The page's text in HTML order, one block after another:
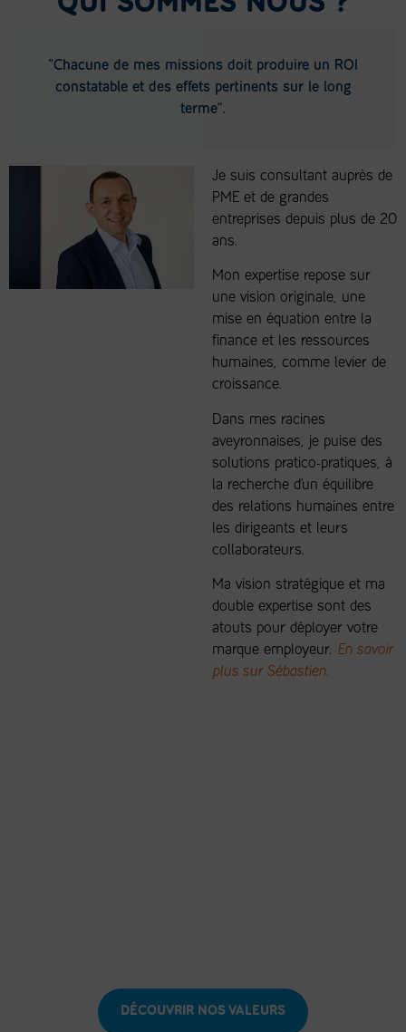
"Chacune de mes missions doit produire un ROI
constatable et des effets pertinents sur le long
terme”.
Je suis consultant auprès de
PME et de grandes
entreprises depuis plus de 20
ans.
Mon expertise repose sur
une vision originale, une
mise en équation entre la
finance et les ressources
humaines, comme levier de
croissance.
Dans mes racines
aveyronnaises, je puise des
solutions pratico-pratiques, à
la recherche d’un équilibre
des relations humaines entre
les dirigeants et leurs
collaborateurs.
Ma vision stratégique et ma
double expertise sont des
atouts pour déployer votre
marque employeur. En savoir
plus sur Sébastien.
DÉCOUVRIR NOS VALEURS